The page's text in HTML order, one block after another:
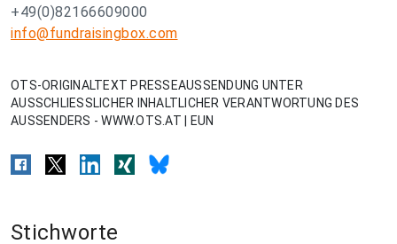
+49(0)82166609000
info@fundraisingbox.com
OTS-ORIGINALTEXT PRESSEAUSSENDUNG UNTER
AUSSCHLIESSLICHER INHALTLICHER VERANTWORTUNG DES
AUSSENDERS - WWW.OTS.AT | EUN
Stichworte